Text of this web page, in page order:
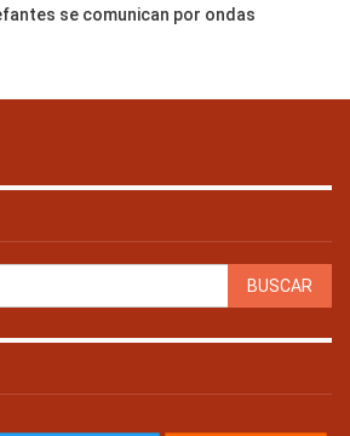
se comunican por ondas